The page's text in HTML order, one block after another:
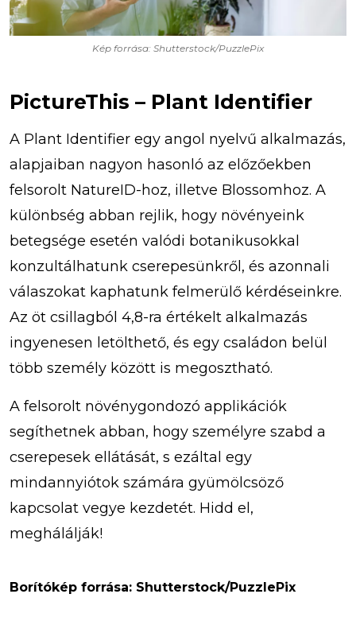
Kép forrása: Shutterstock/PuzzlePix
PictureThis – Plant Identifier
A Plant Identifier egy angol nyelvű alkalmazás,
alapjaiban nagyon hasonló az előzőekben
felsorolt NatureID-hoz, illetve Blossomhoz. A
különbség abban rejlik, hogy növényeink
betegsége esetén valódi botanikusokkal
konzultálhatunk cserepesünkről, és azonnali
válaszokat kaphatunk felmerülő kérdéseinkre.
Az öt csillagból 4,8-ra értékelt alkalmazás
ingyenesen letölthető, és egy családon belül
több személy között is megosztható.
A felsorolt növénygondozó applikációk
segíthetnek abban, hogy személyre szabd a
cserepesek ellátását, s ezáltal egy
mindannyiótok számára gyümölcsöző
kapcsolat vegye kezdetét. Hidd el,
meghálálják!
Borítókép forrása: Shutterstock/PuzzlePix